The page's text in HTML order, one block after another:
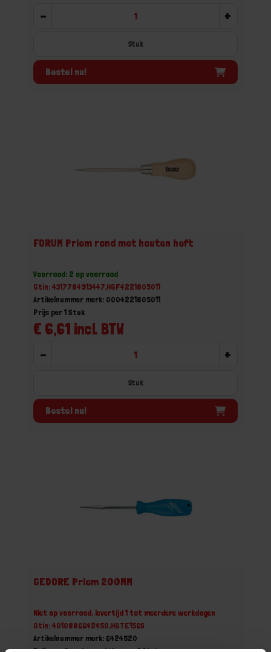
- +
Stuk
Bestel nu!
FORUM Priem rond met houten heft
Voorraad: 2 op voorraad
Gtin: 4317784913447,HGF4221805011
Artikelnummer merk: 0004221805011
€ 6,61 incl. BTW
Prijs per 1 Stuk
- +
Stuk
Bestel nu!
GEDORE Priem 200MM
Niet op voorraad, levertijd 1 tot meerdere werkdagen
Gtin: 4010886642450,HGTE156S
Artikelnummer merk: 6424520